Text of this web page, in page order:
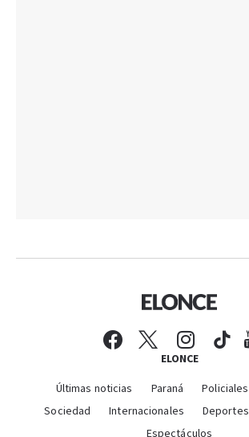
ELONCE
Últimas noticias Paraná Policiales
Sociedad
Internacionales Deportes
Espectáculos